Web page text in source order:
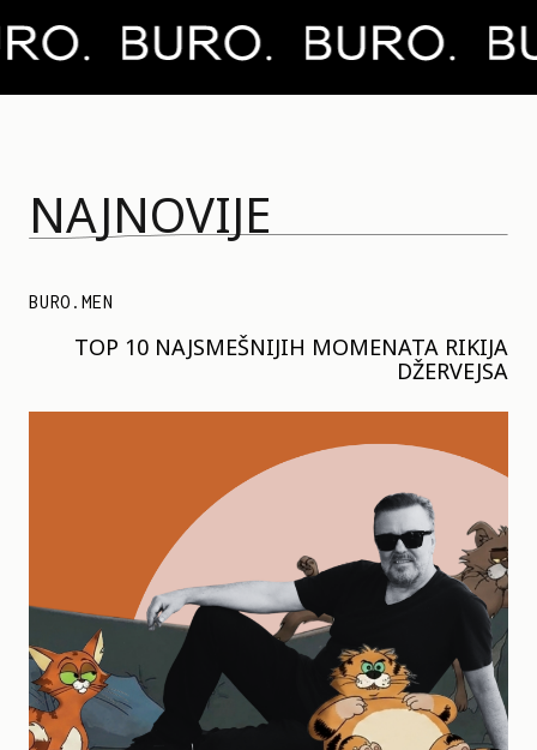
NAJNOVIJE
BURO.MEN
TOP 10 NAJSMEŠNIJIH MOMENATA RIKIJA
DŽERVEJSA